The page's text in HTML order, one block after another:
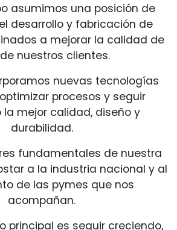
asumimos una posición de
desarrollo y fabricación de
a mejorar la calidad de
nuestros clientes.
nuevas tecnologías
procesos y seguir
la mejor calidad, diseño y
durabilidad.
fundamentales de nuestra
a la industria nacional y al
de las pymes que nos
acompañan.
principal es seguir creciendo,